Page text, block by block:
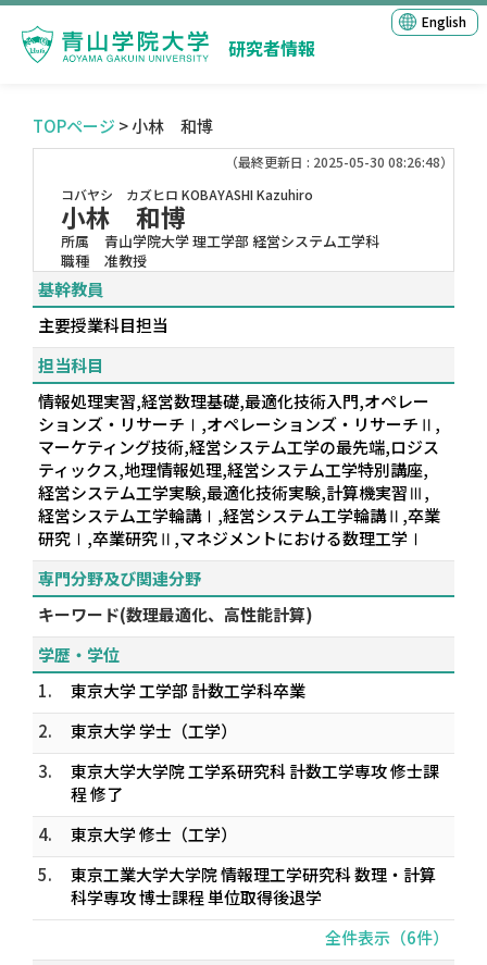
研究者情報
English
TOPページ > 小林 和博
（最終更新日 : 2025-05-30 08:26:48）
コバヤシ カズヒロ KOBAYASHI Kazuhiro
小林 和博
所属
青山学院大学 理工学部 経営システム工学科
職種
准教授
基幹教員
主要授業科目担当
担当科目
情報処理実習,経営数理基礎,最適化技術入門,オペレー
ションズ・リサーチⅠ,オペレーションズ・リサーチⅡ,
マーケティング技術,経営システム工学の最先端,ロジス
ティックス,地理情報処理,経営システム工学特別講座,
経営システム工学実験,最適化技術実験,計算機実習Ⅲ,
経営システム工学輪講Ⅰ,経営システム工学輪講Ⅱ,卒業
研究Ⅰ,卒業研究Ⅱ,マネジメントにおける数理工学Ⅰ
専門分野及び関連分野
キーワード(数理最適化、高性能計算)
学歴・学位
1.
東京大学 工学部 計数工学科卒業
2.
東京大学 学士（工学）
3.
東京大学大学院 工学系研究科 計数工学専攻 修士課
程 修了
4.
東京大学 修士（工学）
5.
東京工業大学大学院 情報理工学研究科 数理・計算
科学専攻 博士課程 単位取得後退学
全件表示（6件）